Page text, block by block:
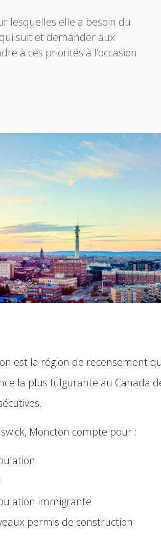
lesquelles elle a besoin du
suit et demander aux
à ces priorités à l’occasion
est la région de recensement
la plus fulgurante au Canada
Moncton compte pour :
immigrante
permis de construction